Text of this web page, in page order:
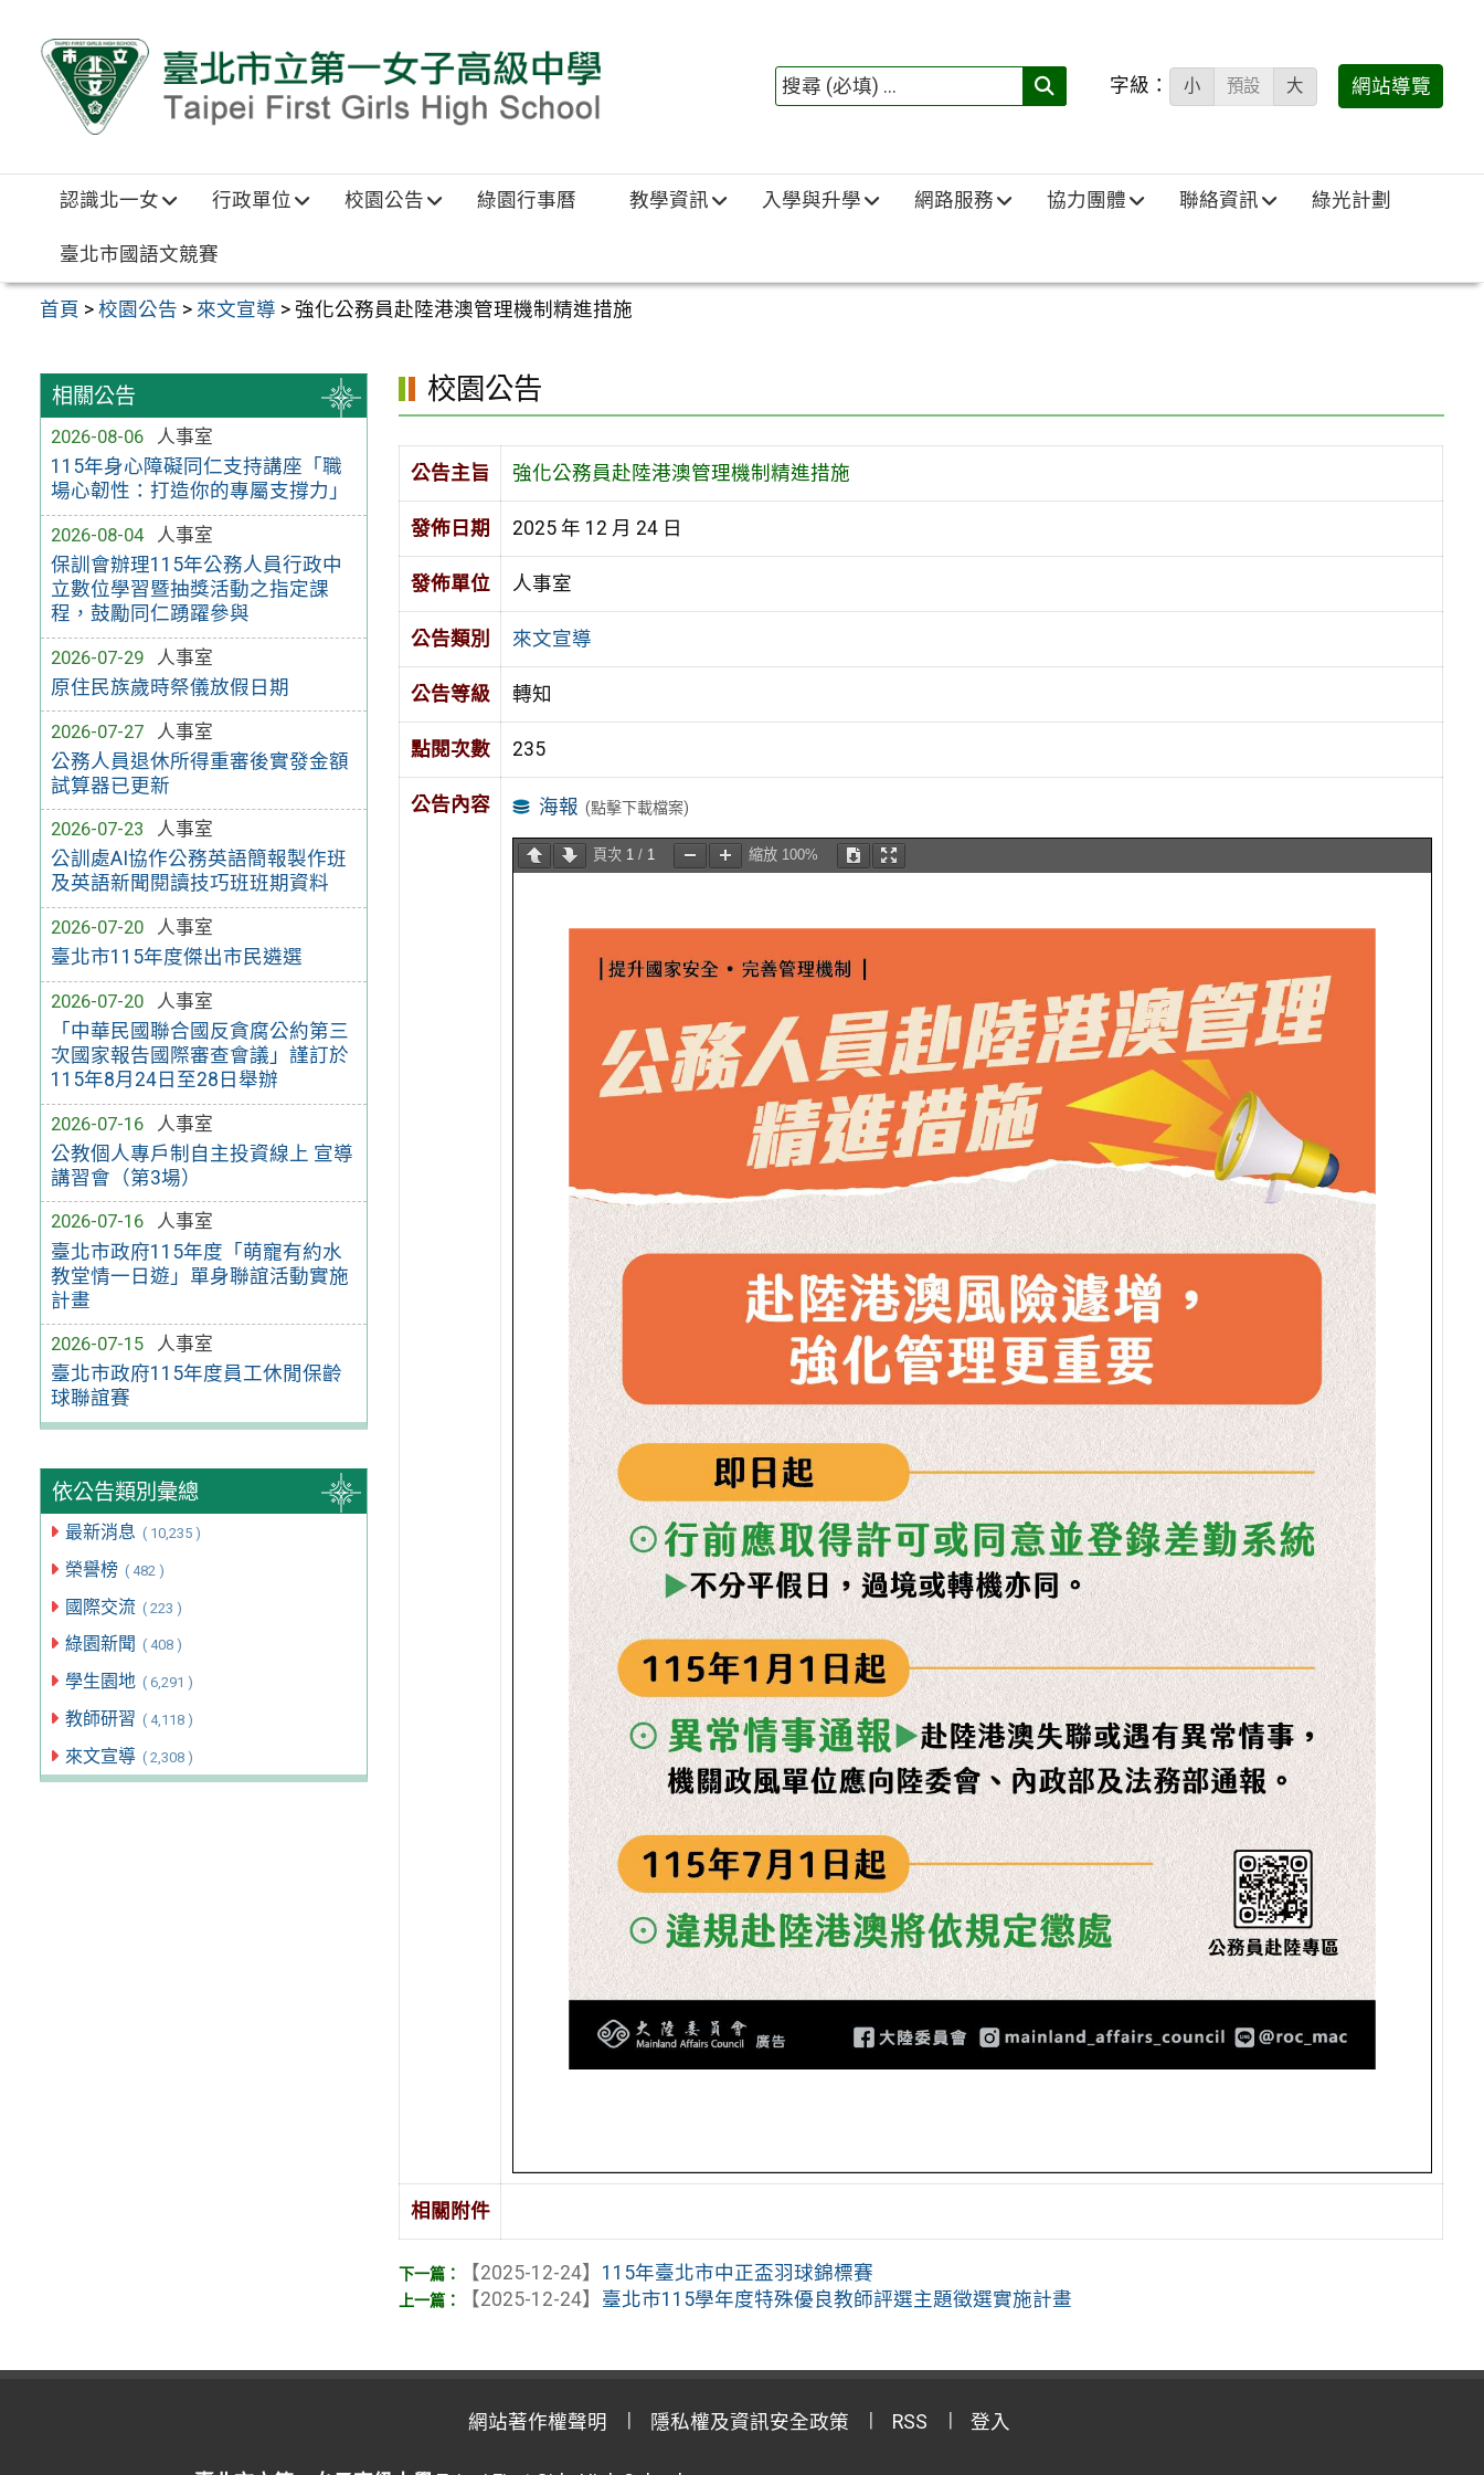
搜
填)：
字級： 小 預設 大 網站導覽
認識北一女 行政單位 校園公告 綠園行事曆 教學資訊 入學與升學 網路服務 協力團體 聯絡資訊 綠光計劃
臺北市國語文競賽
首頁 >校園公告 > 來文宣導 > 強化公務員赴陸港澳管理機制精進措施
相關公告
2026-08-06
人事室
115年身心障礙同仁支持講座「職
場心韌性：打造你的專屬支撐力」
2026-08-04
人事室
保訓會辦理115年公務人員行政中
立數位學習暨抽獎活動之指定課
程，鼓勵同仁踴躍參與
2026-07-29
人事室
原住民族歲時祭儀放假日期
2026-07-27
人事室
公務人員退休所得重審後實發金額
試算器已更新
2026-07-23
人事室
公訓處AI協作公務英語簡報製作班
及英語新聞閱讀技巧班班期資料
2026-07-20
人事室
臺北市115年度傑出市民遴選
2026-07-20
人事室
「中華民國聯合國反貪腐公約第三
次國家報告國際審查會議」謹訂於
115年8月24日至28日舉辦
2026-07-16
人事室
公教個人專戶制自主投資線上 宣導
講習會（第3場）
2026-07-16
人事室
臺北市政府115年度「萌寵有約水
教堂情一日遊」單身聯誼活動實施
計畫
2026-07-15
人事室
臺北市政府115年度員工休閒保齡
球聯誼賽
依公告類別彙總
最新消息 ( 10,235 )
榮譽榜 ( 482 )
國際交流 ( 223 )
綠園新聞 ( 408 )
學生園地 ( 6,291 )
教師研習 ( 4,118 )
來文宣導 ( 2,308 )
校園公告
公告主旨 強化公務員赴陸港澳管理機制精進措施
發佈日期 2025 年 12 月 24 日
發佈單位 人事室
公告類別 來文宣導
公告等級 轉知
點閱次數 235
公告內容 海報 (點擊下載檔案)
頁次 1/ 1 縮放 100%
相關附件
【2025-12-24】 115年臺北市中正盃羽球錦標賽
【2025-12-24】 臺北市115學年度特殊優良教師評選主題徵選實施計畫
網站著作權聲明 隱私權及資訊安全政策 RSS 登入